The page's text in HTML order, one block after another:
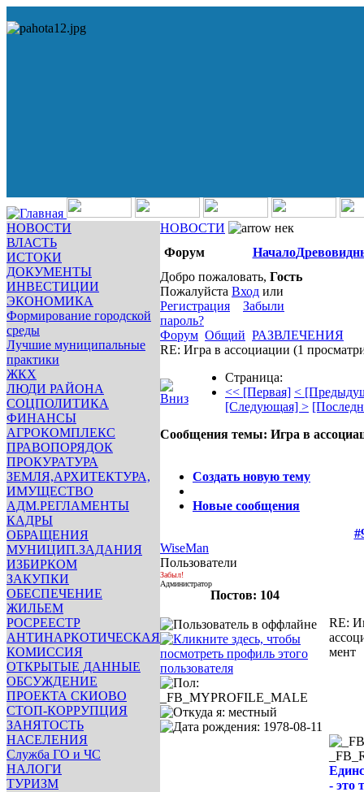
НОВОСТИ
ВЛАСТЬ
ИСТОКИ
ДОКУМЕНТЫ
ИНВЕСТИЦИИ
ЭКОНОМИКА
Формирование городской
среды
Лучшие муниципальные
практики
ЖКХ
ЛЮДИ РАЙОНА
СОЦПОЛИТИКА
ФИНАНСЫ
АГРОКОМПЛЕКС
ПРАВОПОРЯДОК
ПРОКУРАТУРА
ЗЕМЛЯ,АРХИТЕКТУРА,
ИМУЩЕСТВО
АДМ.РЕГЛАМЕНТЫ
КАДРЫ
ОБРАЩЕНИЯ
МУНИЦИП.ЗАДАНИЯ
ИЗБИРКОМ
ЗАКУПКИ
ОБЕСПЕЧЕНИЕ
ЖИЛЬЕМ
РОСРЕЕСТР
АНТИНАРКОТИЧЕСКАЯ
КОМИССИЯ
ОТКРЫТЫЕ ДАННЫЕ
ОБСУЖДЕНИЕ
ПРОЕКТА СКИОВО
СТОП-КОРРУПЦИЯ
ЗАНЯТОСТЬ
НАСЕЛЕНИЯ
Служба ГО и ЧС
НАЛОГИ
ТУРИЗМ
НОВОСТИ
нек
Форум
Начало
Добро пожаловать, Гость
Пожалуйста Вход или
Регистрация
Забыли
пароль?
Форум Общий РАЗВЛЕЧЕНИЯ
RE: Игра в ассоциации (1
Страница:
<< [Первая] <
[Следующая] >
Сообщения темы: Игра в
Создать новую тему
Новые сообщения
WiseMan
Пользователи
Забыл!
Администратор
Постов: 104
RE:
мент
- это